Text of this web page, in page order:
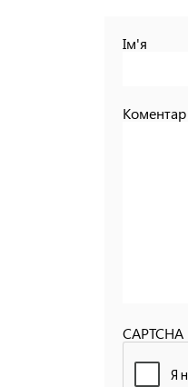
Ім'я
Коментар
CAPTCHA